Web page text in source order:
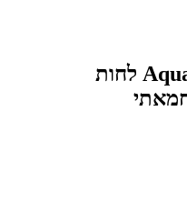
Aqua Rescue Repair Butter לחות